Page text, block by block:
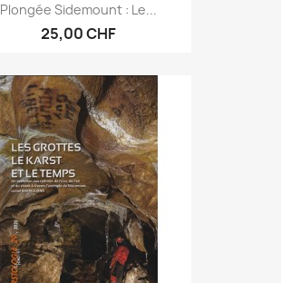
Plongée Sidemount : Le...
25,00 CHF